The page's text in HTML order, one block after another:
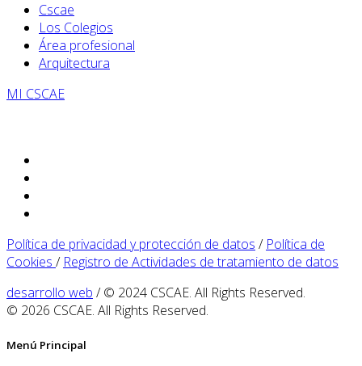
Cscae
Los Colegios
Área profesional
Arquitectura
MI CSCAE
Política de privacidad y protección de datos / Política de
Cookies / Registro de Actividades de tratamiento de datos
desarrollo web / © 2024 CSCAE. All Rights Reserved.
© 2026 CSCAE. All Rights Reserved.
Menú Principal